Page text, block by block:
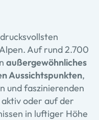
Auf rund 2.700
außergewöhnliches
Aussichtspunkten,
und faszinierenden
oder auf der
in luftiger Höhe